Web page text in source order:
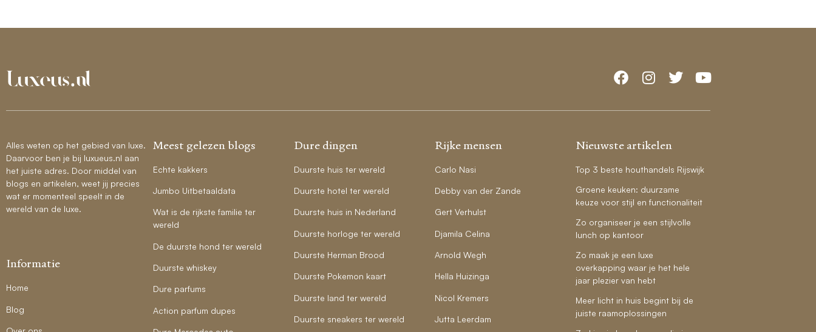
Alles weten op het gebied van luxe.
Daarvoor ben je bij luxueus.nl aan
het juiste adres. Door middel van
blogs en artikelen, weet jij precies
wat er momenteel speelt in de
wereld van de luxe.
Informatie
Home
Blog
Meest gelezen blogs
Echte kakkers
Jumbo Uitbetaaldata
Wat is de rijkste familie ter
wereld
De duurste hond ter wereld
Duurste whiskey
Dure parfums
Action parfum dupes
Dure dingen
Duurste huis ter wereld
Duurste hotel ter wereld
Duurste huis in Nederland
Duurste horloge ter wereld
Duurste Herman Brood
Duurste Pokemon kaart
Duurste land ter wereld
Duurste sneakers ter wereld
Rijke mensen
Carlo Nasi
Debby van der Zande
Gert Verhulst
Djamila Celina
Arnold Wegh
Hella Huizinga
Nicol Kremers
Jutta Leerdam
Nieuwste artikelen
Top 3 beste houthandels Rijswijk
Groene keuken: duurzame
keuze voor stijl en functionaliteit
Zo organiseer je een stijlvolle
lunch op kantoor
Zo maak je een luxe
overkapping waar je het hele
jaar plezier van hebt
Meer licht in huis begint bij de
juiste raamoplossingen